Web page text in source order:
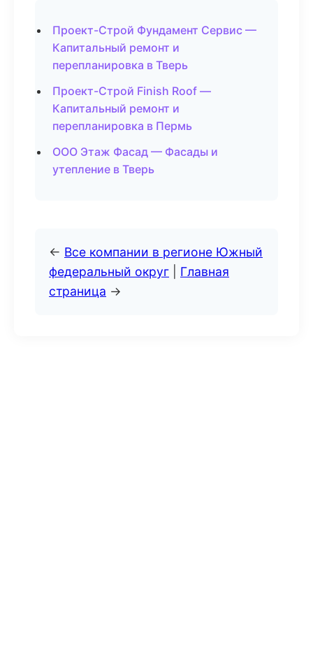
Проект-Строй Фундамент Сервис —
Капитальный ремонт и
перепланировка в Тверь
Проект-Строй Finish Roof —
Капитальный ремонт и
перепланировка в Пермь
ООО Этаж Фасад — Фасады и
утепление в Тверь
← Все компании в регионе Южный
федеральный округ
Главная
страница →